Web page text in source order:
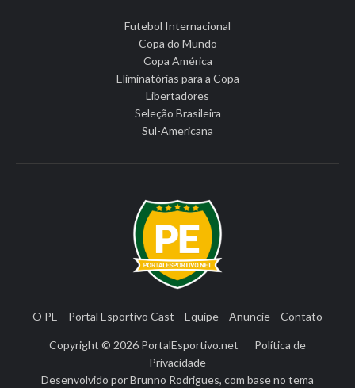
Futebol Internacional
Copa do Mundo
Copa América
Eliminatórias para a Copa
Libertadores
Seleção Brasileira
Sul-Americana
O PE Portal Esportivo Cast Equipe Anuncie Contato
Copyright © 2026 PortalEsportivo.net
Política de
Privacidade
Desenvolvido porBrunno Rodrigues, com base no tema